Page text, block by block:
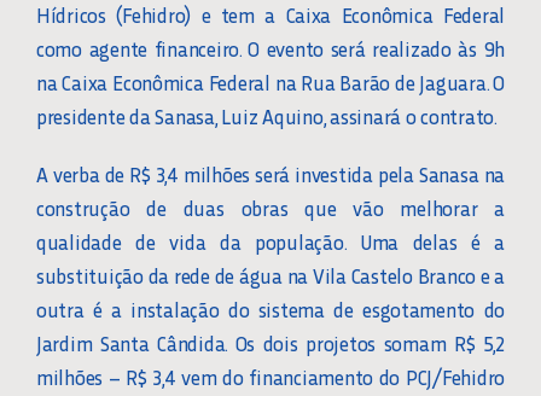
Hídricos (Fehidro) e tem a Caixa Econômica Federal
como agente financeiro. O evento será realizado às 9h
na Caixa Econômica Federal na Rua Barão de Jaguara. O
presidente da Sanasa, Luiz Aquino, assinará o contrato.
A verba de R$ 3,4 milhões será investida pela Sanasa na
construção de duas obras que vão melhorar a
qualidade de vida da população. Uma delas é a
substituição da rede de água na Vila Castelo Branco e a
outra é a instalação do sistema de esgotamento do
Jardim Santa Cândida. Os dois projetos somam R$ 5,2
milhões – R$ 3,4 vem do financiamento do PCJ/Fehidro